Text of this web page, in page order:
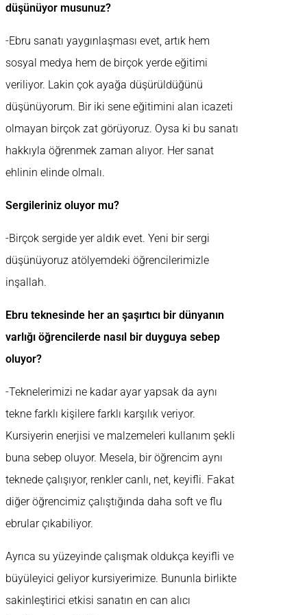
düşünüyor musunuz?
-Ebru sanatı yaygınlaşması evet, artık hem
sosyal medya hem de birçok yerde eğitimi
veriliyor. Lakin çok ayağa düşürüldüğünü
düşünüyorum. Bir iki sene eğitimini alan icazeti
olmayan birçok zat görüyoruz. Oysa ki bu sanatı
hakkıyla öğrenmek zaman alıyor. Her sanat
ehlinin elinde olmalı.
Sergileriniz oluyor mu?
-Birçok sergide yer aldık evet. Yeni bir sergi
düşünüyoruz atölyemdeki öğrencilerimizle
inşallah.
Ebru teknesinde her an şaşırtıcı bir dünyanın
varlığı öğrencilerde nasıl bir duyguya sebep
oluyor?
-Teknelerimizi ne kadar ayar yapsak da aynı
tekne farklı kişilere farklı karşılık veriyor.
Kursiyerin enerjisi ve malzemeleri kullanım şekli
buna sebep oluyor. Mesela, bir öğrencim aynı
teknede çalışıyor, renkler canlı, net, keyifli. Fakat
diğer öğrencimiz çalıştığında daha soft ve flu
ebrular çıkabiliyor.
Ayrıca su yüzeyinde çalışmak oldukça keyifli ve
büyüleyici geliyor kursiyerimize. Bununla birlikte
sakinleştirici etkisi sanatın en can alıcı